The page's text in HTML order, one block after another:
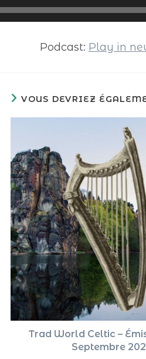
Podcast: Play in
VOUS DEVRIEZ
Trad World Celtic –
Septembre